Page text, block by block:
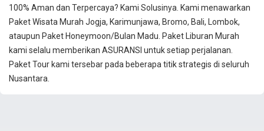
100% Aman dan Terpercaya? Kami Solusinya. Kami menawarkan
Paket Wisata Murah Jogja, Karimunjawa, Bromo, Bali, Lombok,
ataupun Paket Honeymoon/Bulan Madu. Paket Liburan Murah
kami selalu memberikan ASURANSI untuk setiap perjalanan.
Paket Tour kami tersebar pada beberapa titik strategis di seluruh
Nusantara.